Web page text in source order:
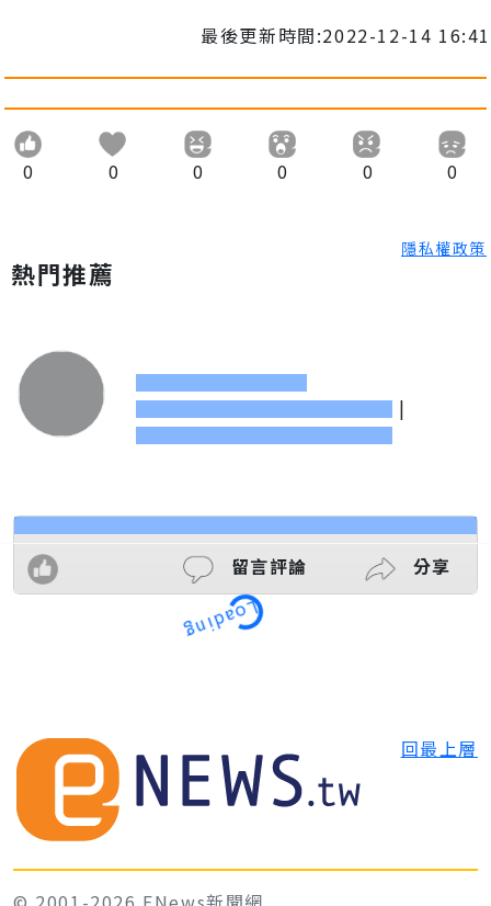
最後更新時間:2022-12-14 16:41
0 0 0 0 0 0
隱私權政策
熱門推薦
|
留言評論 分享
Loading
回最上層